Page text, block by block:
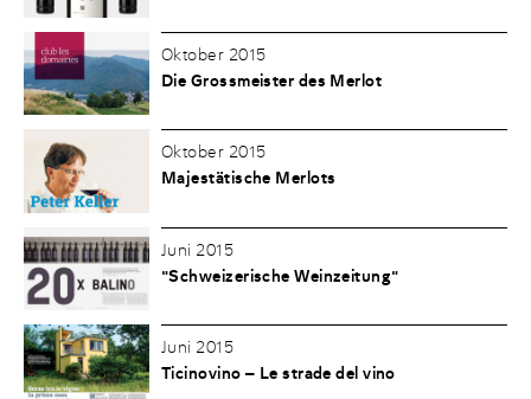
Oktober 2015
Die Grossmeister des Merlot
Oktober 2015
Majestätische Merlots
Juni 2015
"Schweizerische Weinzeitung"
Juni 2015
Ticinovino – Le strade del vino